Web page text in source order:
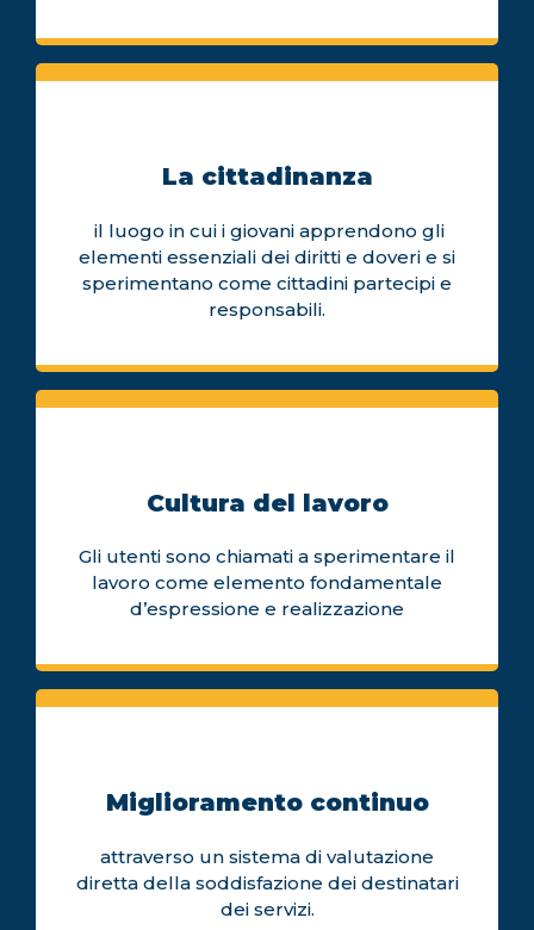
La cittadinanza
il luogo in cui i giovani apprendono gli
elementi essenziali dei diritti e doveri e si
sperimentano come cittadini partecipi e
responsabili.
Cultura del lavoro
Gli utenti sono chiamati a sperimentare il
lavoro come elemento fondamentale
d’espressione e realizzazione
Miglioramento continuo
attraverso un sistema di valutazione
diretta della soddisfazione dei destinatari
dei servizi.